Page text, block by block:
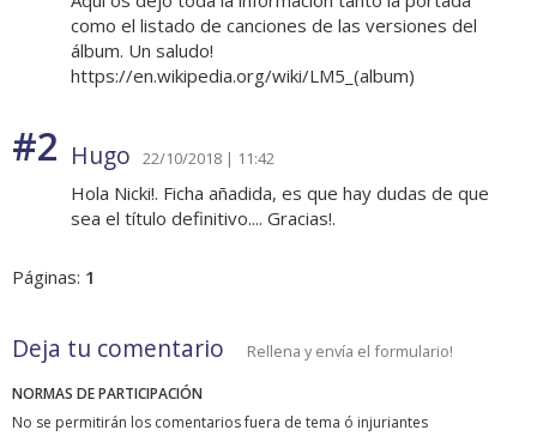
como el listado de canciones de las versiones del
álbum. Un saludo!
https://en.wikipedia.org/wiki/LM5_(album)
#2 Hugo 22/10/2018 | 11:42
Hola Nicki!. Ficha añadida, es que hay dudas de que
sea el título definitivo.... Gracias!.
Páginas: 1
Deja tu comentario Rellena y envía el formulario!
NORMAS DE PARTICIPACIÓN
No se permitirán los comentarios fuera de tema ó injuriantes